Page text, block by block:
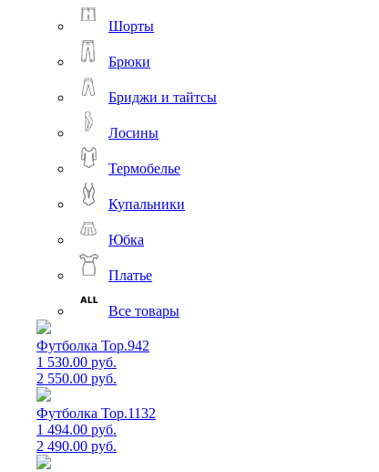
Шорты
Брюки
Бриджи и тайтсы
Лосины
Термобелье
Купальники
Юбка
Платье
Все товары
Футболка Top.942
1 530.00 руб.
2 550.00 руб.
Футболка Top.1132
1 494.00 руб.
2 490.00 руб.